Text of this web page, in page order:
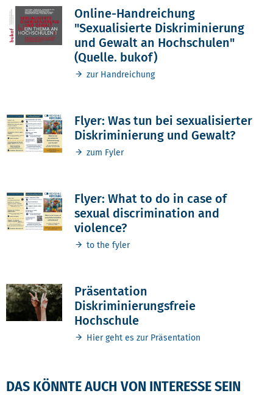
Online-Handreichung
"Sexualisierte Diskriminierung
und Gewalt an Hochschulen"
(Quelle. bukof)
zur Handreichung
Flyer: Was tun bei sexualisierter
Diskriminierung und Gewalt?
zum Fyler
Flyer: What to do in case of
sexual discrimination and
violence?
to the fyler
Präsentation
Diskriminierungsfreie
Hochschule
Hier geht es zur Präsentation
DAS KÖNNTE AUCH VON INTERESSE SEIN